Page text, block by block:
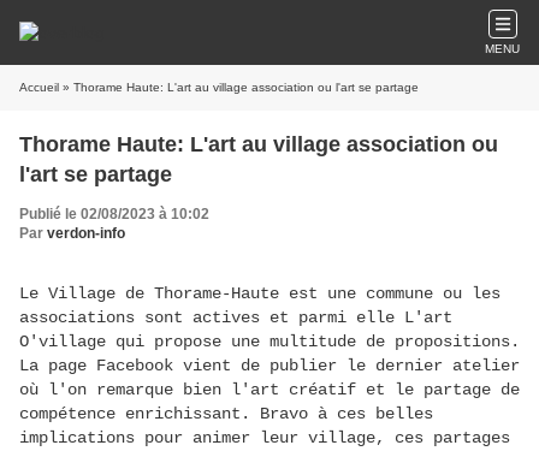
MENU
Accueil » Thorame Haute: L'art au village association ou l'art se partage
Thorame Haute: L'art au village association ou
l'art se partage
Publié le 02/08/2023 à 10:02
Par verdon-info
Le Village de Thorame-Haute est une commune ou les
associations sont actives et parmi elle L'art
O'village qui propose une multitude de propositions.
La page Facebook vient de publier le dernier atelier
où l'on remarque bien l'art créatif et le partage de
compétence enrichissant. Bravo à ces belles
implications pour animer leur village, ces partages